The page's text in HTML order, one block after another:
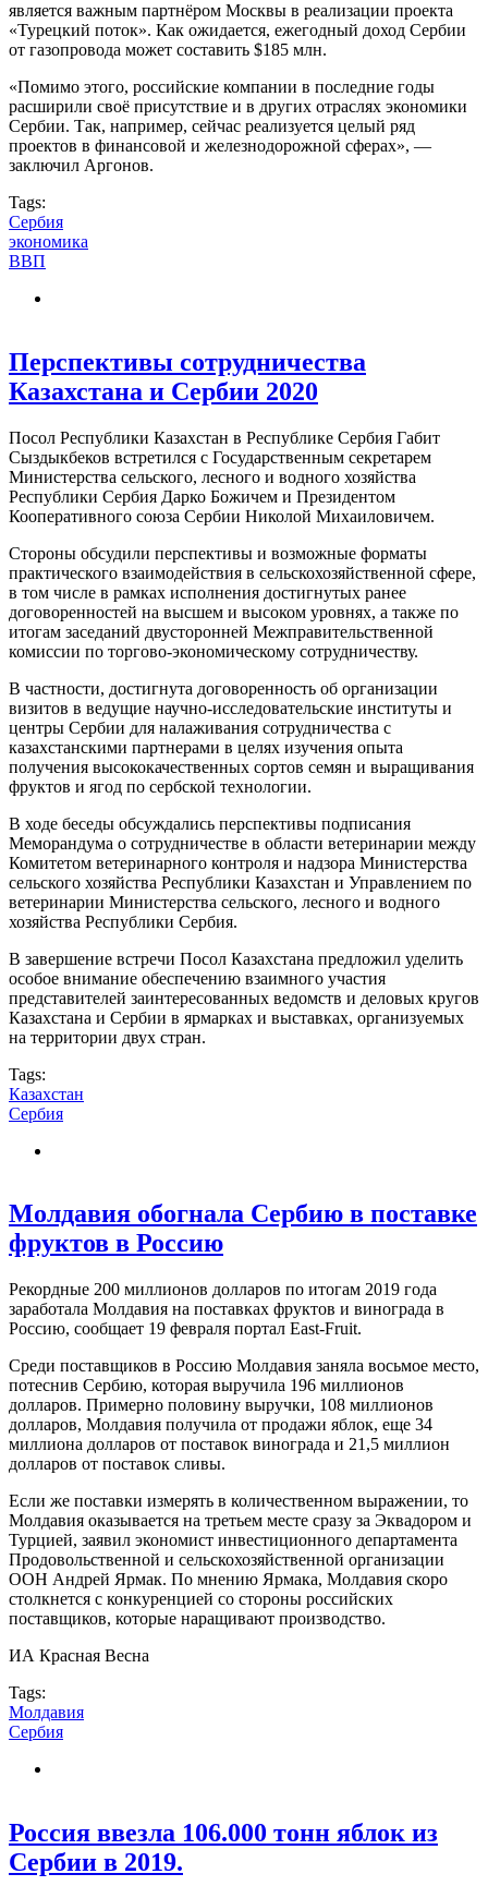
является важным партнёром Москвы в реализации проекта
«Турецкий поток». Как ожидается, ежегодный доход Сербии
от газопровода может составить $185 млн.
«Помимо этого, российские компании в последние годы
расширили своё присутствие и в других отраслях экономики
Сербии. Так, например, сейчас реализуется целый ряд
проектов в финансовой и железнодорожной сферах», —
заключил Аргонов.
Tags:
Сербия
экономика
ВВП
Перспективы сотрудничества
Казахстана и Сербии 2020
Посол Республики Казахстан в Республике Сербия Габит
Сыздыкбеков встретился с Государственным секретарем
Министерства сельского, лесного и водного хозяйства
Республики Сербия Дарко Божичем и Президентом
Кооперативного союза Сербии Николой Михаиловичем.
Стороны обсудили перспективы и возможные форматы
практического взаимодействия в сельскохозяйственной сфере,
в том числе в рамках исполнения достигнутых ранее
договоренностей на высшем и высоком уровнях, а также по
итогам заседаний двусторонней Межправительственной
комиссии по торгово-экономическому сотрудничеству.
В частности, достигнута договоренность об организации
визитов в ведущие научно-исследовательские институты и
центры Сербии для налаживания сотрудничества с
казахстанскими партнерами в целях изучения опыта
получения высококачественных сортов семян и выращивания
фруктов и ягод по сербской технологии.
В ходе беседы обсуждались перспективы подписания
Меморандума о сотрудничестве в области ветеринарии между
Комитетом ветеринарного контроля и надзора Министерства
сельского хозяйства Республики Казахстан и Управлением по
ветеринарии Министерства сельского, лесного и водного
хозяйства Республики Сербия.
В завершение встречи Посол Казахстана предложил уделить
особое внимание обеспечению взаимного участия
представителей заинтересованных ведомств и деловых кругов
Казахстана и Сербии в ярмарках и выставках, организуемых
на территории двух стран.
Tags:
Казахстан
Сербия
Молдавия обогнала Сербию в поставке
фруктов в Россию
Рекордные 200 миллионов долларов по итогам 2019 года
заработала Молдавия на поставках фруктов и винограда в
Россию, сообщает 19 февраля портал East-Fruit.
Среди поставщиков в Россию Молдавия заняла восьмое место,
потеснив Сербию, которая выручила 196 миллионов
долларов. Примерно половину выручки, 108 миллионов
долларов, Молдавия получила от продажи яблок, еще 34
миллиона долларов от поставок винограда и 21,5 миллион
долларов от поставок сливы.
Если же поставки измерять в количественном выражении, то
Молдавия оказывается на третьем месте сразу за Эквадором и
Турцией, заявил экономист инвестиционного департамента
Продовольственной и сельскохозяйственной организации
ООН Андрей Ярмак. По мнению Ярмака, Молдавия скоро
столкнется с конкуренцией со стороны российских
поставщиков, которые наращивают производство.
ИА Красная Весна
Tags:
Молдавия
Сербия
Россия ввезла 106.000 тонн яблок из
Сербии в 2019.